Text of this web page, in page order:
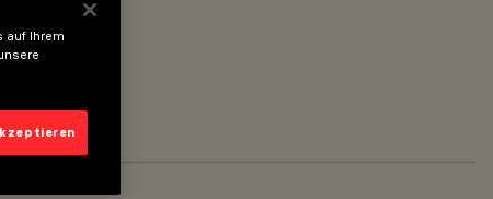
auf Ihrem